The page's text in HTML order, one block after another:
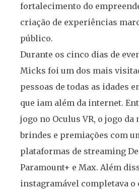
fortalecimento do
criação de experiências
público.
Durante os cinco dias de
Micks foi um dos mais
pessoas de todas as idades
que iam além da internet.
jogo no Oculus VR, o jogo
brindes e premiações com
plataformas de streaming
Paramount+ e Max. Além
instagramável completava o